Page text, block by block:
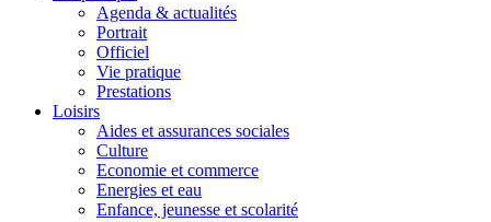
Agenda & actualités
Portrait
Officiel
Vie pratique
Prestations
Loisirs
Aides et assurances sociales
Culture
Economie et commerce
Energies et eau
Enfance, jeunesse et scolarité